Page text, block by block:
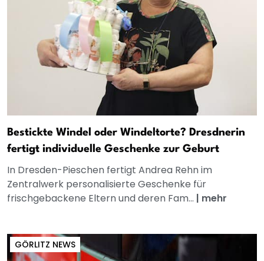
Bestickte Windel oder Windeltorte? Dresdnerin
fertigt individuelle Geschenke zur Geburt
In Dresden-Pieschen fertigt Andrea Rehn im
Zentralwerk personalisierte Geschenke für
frischgebackene Eltern und deren Fam... | mehr
GÖRLITZ NEWS